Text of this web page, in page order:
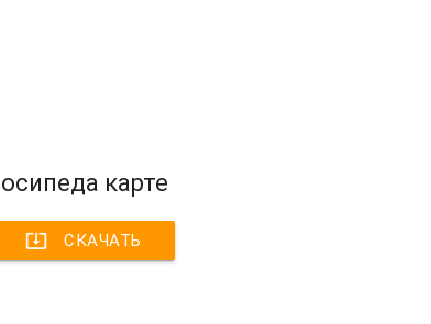
карте
system_update_alt СКАЧАТЬ